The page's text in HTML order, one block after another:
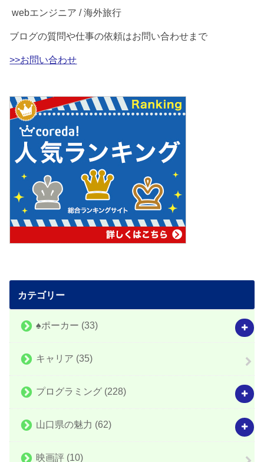
webエンジニア / 海外旅行
ブログの質問や仕事の依頼はお問い合わせまで
>>お問い合わせ
カテゴリー
♠️ポーカー (33)
キャリア (35)
プログラミング (228)
山口県の魅力 (62)
映画評 (10)